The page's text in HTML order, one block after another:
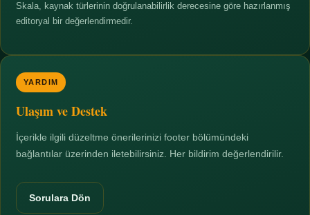
Skala, kaynak türlerinin doğrulanabilirlik derecesine göre hazırlanmış
editoryal bir değerlendirmedir.
YARDIM
Ulaşım ve Destek
İçerikle ilgili düzeltme önerilerinizi footer bölümündeki
bağlantılar üzerinden iletebilirsiniz. Her bildirim değerlendirilir.
Sorulara Dön